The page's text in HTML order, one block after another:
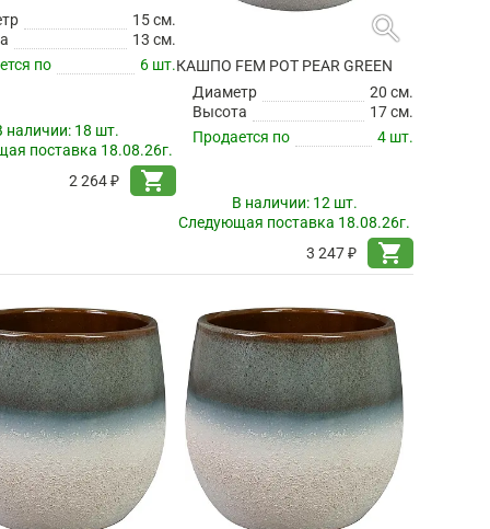
search
POT PEAR GREEN
по
search
КАШПО FEM POT PEAR GREEN
Диаметр
20 см.
Высота
17 см.
Продается по
4 шт.
В наличии: 12 шт.
Следующая поставка 18.08.26г.
3 247 ₽
shopping_cart